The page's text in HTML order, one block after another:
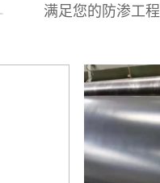
满足您的防渗工程